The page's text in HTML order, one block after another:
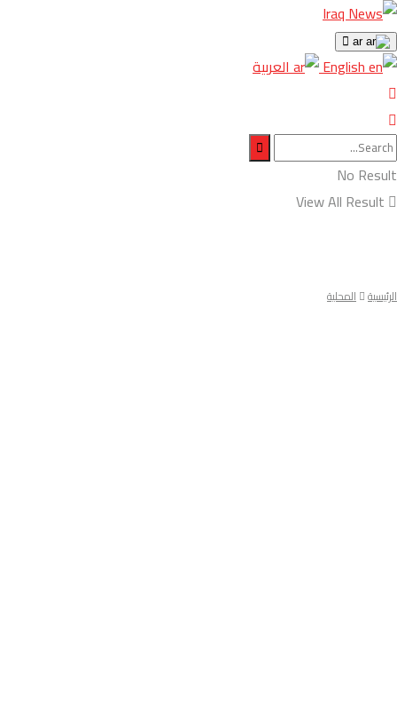
ar
English العربية
No Result
الرئيسية المحلية